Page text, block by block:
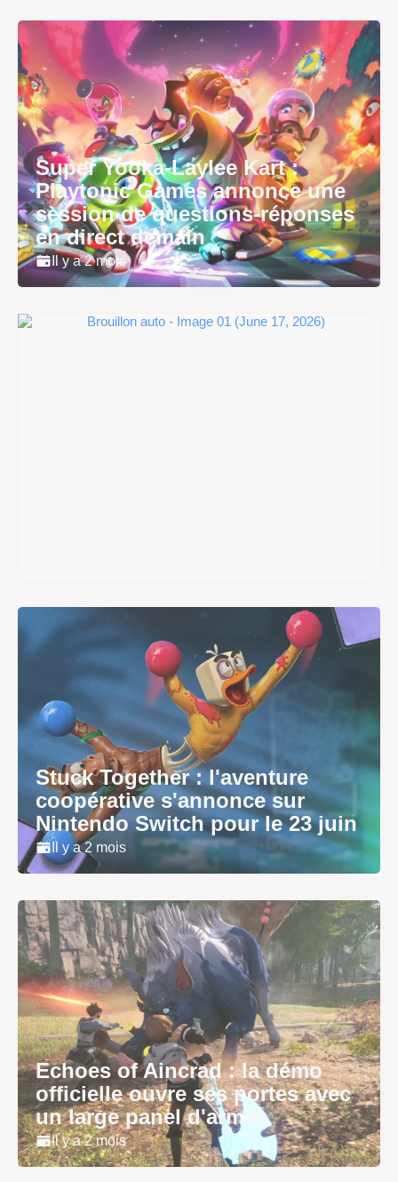
Super Yooka-Laylee Kart :
Playtonic Games annonce une
session de questions-réponses
en direct demain
Il y a 2 mois
Stuck Together : l'aventure
coopérative s'annonce sur
Nintendo Switch pour le 23 juin
Il y a 2 mois
Echoes of Aincrad : la démo
officielle ouvre ses portes avec
un large panel d'armes
Il y a 2 mois